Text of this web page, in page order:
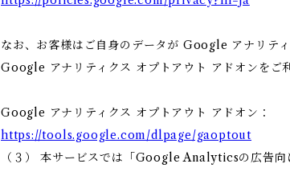
なお、お客様はご自身のデータが Google アナリテ
Google アナリティクス オプトアウト アドオンをご
Google アナリティクス オプトアウト アドオン：
https://tools.google.com/dlpage/gaoptout
（３） 本サービスでは「Google Analyticsの広告